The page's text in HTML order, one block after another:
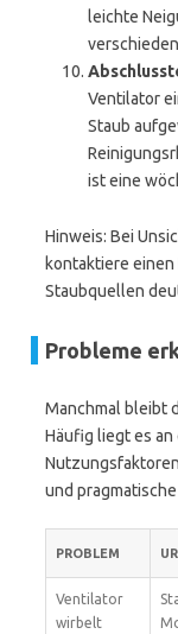
leichte
Ventilator
Staub
ist eine
Hinweis: Bei
kontaktiere
Staubquellen
Probleme
Manchmal bleibt
Häufig liegt es an
und
PROBLEM
Ventilator
wirbelt